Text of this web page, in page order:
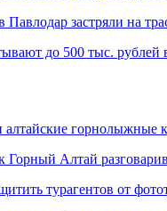
Павлодар застряли на
до 500 тыс. рублей
горнолыжные
Горный Алтай
турагентов от